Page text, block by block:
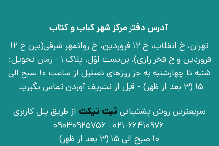
آدرس دفتر مرکز شهر کباب و کتاب
تهران، خ انقلاب، خ 12 فروردین، خ روانمهر شرقی(بین خ 12
فروردین و خ فخر رازی)، بن‌بست اوّل، پلاک 1 - زمان تحویل:
شنبه تا چهارشنبه به جز روزهای تعطیل از ساعت 10 صبح الی
15 (3 بعد از ظهر) - قبل از تشریف آوردن تماس بگیرید
سریعترین روش پشتیبانی ثبت تیکت از طریق پنل کاربری
021-66410976 | 09030925756
10 صبح الی 15 (3 بعد از ظهر)